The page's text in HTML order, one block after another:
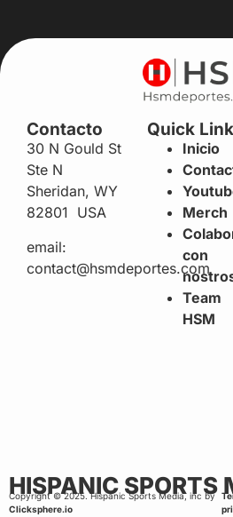
Contacto
30 N Gould St
Ste N
Sheridan, WY
82801 USA
email:
contact@hsmdeportes.com
Quick
Inicio
Merch
con
Team
HSM
HISPANIC SPORTS
Copyright © 2025. Hispanic Sports Media, inc by
Clicksphere.io